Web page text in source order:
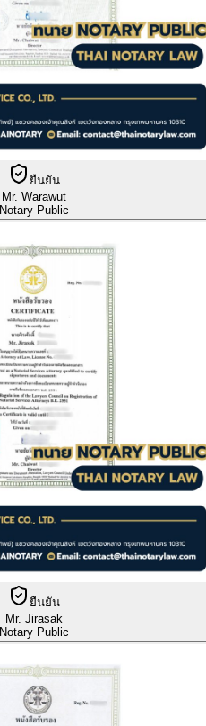
ยืนยัน
Mr. Warawut
Notary Public
ยืนยัน
Mr. Jirasak
Notary Public